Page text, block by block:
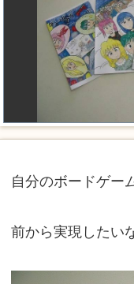
自分のボードゲー
前から実現したい